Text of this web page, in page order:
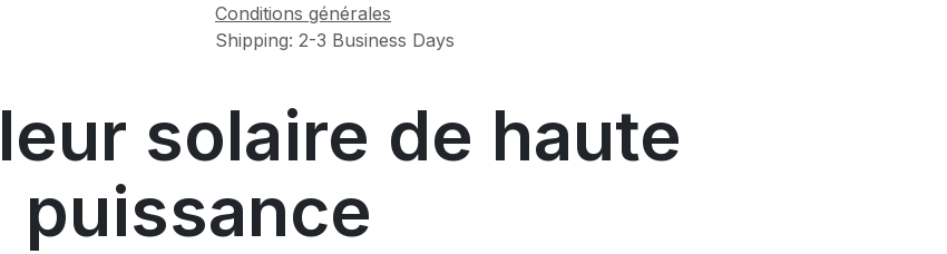
Conditions générales
Shipping: 2-3 Business Days
solaire de haute
puissance